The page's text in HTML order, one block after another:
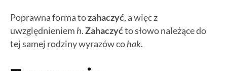
Poprawna forma tozahaczyć, a więc z
uwzględnieniem h.Zahaczyćto słowo należące do
tej samej rodziny wyrazów cohak.